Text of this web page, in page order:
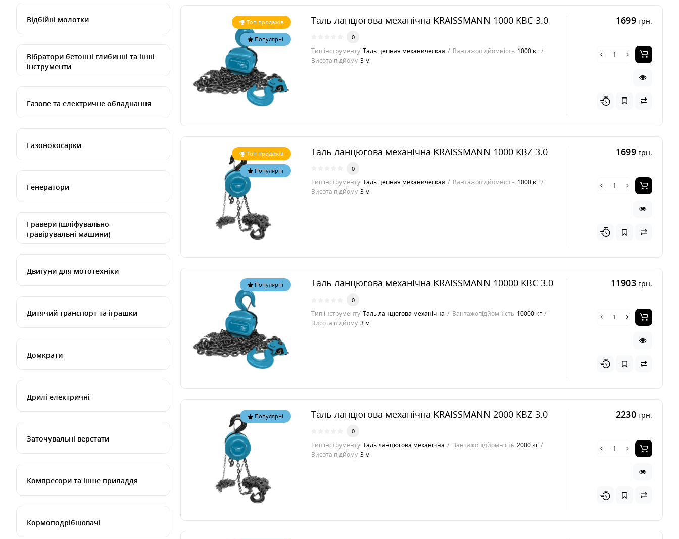
Відбійні молотки
Вібратори бетонні глибинні та інші
інструменти
Газове та електричне обладнання
Газонокосарки
Генератори
Гравери (шліфувально-
гравірувальні машини)
Двигуни для мототехніки
Дитячий транспорт та іграшки
Домкрати
Дрилі електричні
Заточувальні верстати
Компресори та інше приладдя
Кормоподрібнювачі
Топ продажів
Популярні
Таль ланцюгова механічна KRAISSMANN 1000 KBC 3.0
Тип інструменту Таль цепная механическая Вантажопідйомність 1000 кг
Висота підйому 3 м
0
1699 грн.
Топ продажів
Популярні
Таль ланцюгова механічна KRAISSMANN 1000 KBZ 3.0
Тип інструменту Таль цепная механическая Вантажопідйомність 1000 кг
Висота підйому 3 м
0
1699 грн.
Популярні Таль ланцюгова механічна KRAISSMANN 10000 KBC 3.0
Тип інструменту Таль ланцюгова механічна Вантажопідйомність 10000 кг
Висота підйому 3 м
0
11903 грн.
Популярні Таль ланцюгова механічна KRAISSMANN 2000 KBZ 3.0
Тип інструменту Таль ланцюгова механічна Вантажопідйомність 2000 кг
Висота підйому 3 м
0
2230 грн.